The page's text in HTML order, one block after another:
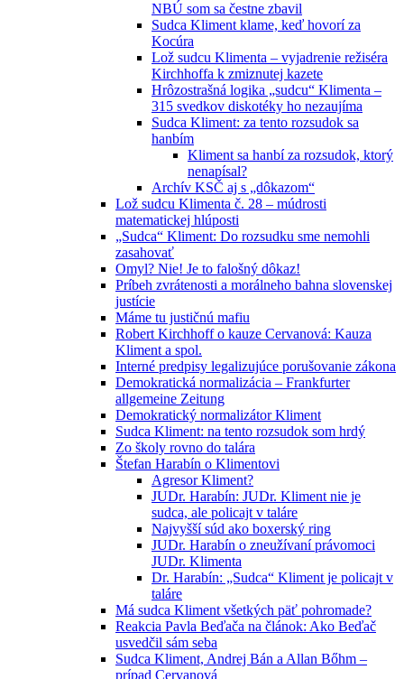
NBÚ som sa čestne zbavil
Sudca Kliment klame, keď hovorí za
Kocúra
Lož sudcu Klimenta – vyjadrenie režiséra
Kirchhoffa k zmiznutej kazete
Hrôzostrašná logika „sudcu“ Klimenta –
315 svedkov diskotéky ho nezaujíma
Sudca Kliment: za tento rozsudok sa
hanbím
Kliment sa hanbí za rozsudok, ktorý
nenapísal?
Archív KSČ aj s „dôkazom“
Lož sudcu Klimenta č. 28 – múdrosti
matematickej hlúposti
„Sudca“ Kliment: Do rozsudku sme nemohli
zasahovať
Omyl? Nie! Je to falošný dôkaz!
Príbeh zvrátenosti a morálneho bahna slovenskej
justície
Máme tu justičnú mafiu
Robert Kirchhoff o kauze Cervanová: Kauza
Kliment a spol.
Interné predpisy legalizujúce porušovanie zákona
Demokratická normalizácia – Frankfurter
allgemeine Zeitung
Demokratický normalizátor Kliment
Sudca Kliment: na tento rozsudok som hrdý
Zo školy rovno do talára
Štefan Harabín o Klimentovi
Agresor Kliment?
JUDr. Harabín: JUDr. Kliment nie je
sudca, ale policajt v taláre
Najvyšší súd ako boxerský ring
JUDr. Harabín o zneužívaní právomoci
JUDr. Klimenta
Dr. Harabín: „Sudca“ Kliment je policajt v
taláre
Má sudca Kliment všetkých päť pohromade?
Reakcia Pavla Beďača na článok: Ako Beďač
usvedčil sám seba
Sudca Kliment, Andrej Bán a Allan Bőhm –
prípad Cervanová